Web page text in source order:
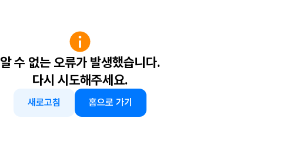
알 수 없는 오류가 발생했습니다.
다시 시도해주세요.
새로고침 홈으로 가기